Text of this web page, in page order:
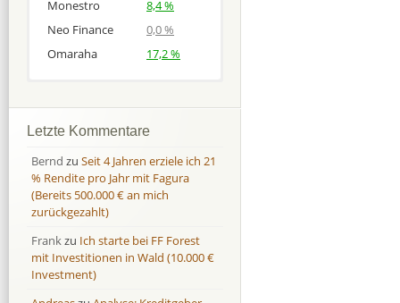
Monestro
8,4 %
Neo Finance
0,0 %
Omaraha
17,2 %
Bondora
Finbee
43,2%
Finbee (CZK)
0,0 %
HeavyFinance
IUVO Group
-32,2 %
Lenndy
-314,6 %
Bondora
Finbee
35,2%
Finbee (CZK)
0,0 %
HeavyFinance
IUVO Group
-55,0 %
Lenndy
146,5 %
Letzte Kommentare
Bernd zu Seit 4 Jahren erziele ich 21
% Rendite pro Jahr mit Fagura
(Bereits 500.000 € an mich
zurückgezahlt)
Frankzu Ich starte bei FF Forest
mit Investitionen in Wald (10.000 €
Investment)